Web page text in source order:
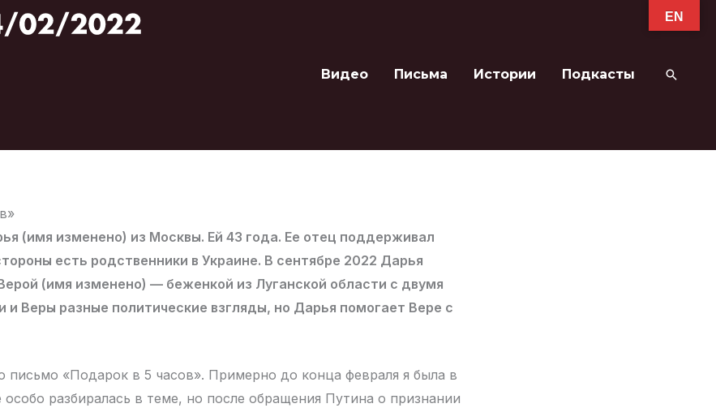
Видео Письма Истории Подкасты Поиск
(имя изменено) из Москвы. Ей 43 года. Ее отец поддерживал
есть родственники в Украине. В сентябре 2022 Дарья
(имя изменено) — беженкой из Луганской области с двумя
и Веры разные политические взгляды, но Дарья помогает Вере с
письмо «Подарок в 5 часов». Примерно до конца февраля я была в
особо разбиралась в теме, но после обращения Путина о признании
EN